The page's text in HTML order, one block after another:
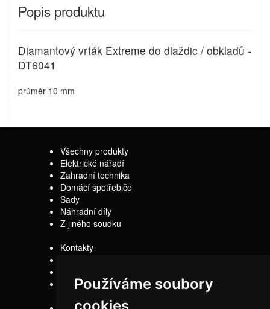
Používáme soubory
Popis produktu
Diamantový vrták Extreme do dlaždic / obkladů -
DT6041
průměr 10 mm
Všechny produkty
Elektrické nářadí
Zahradní technika
Domácí spotřebiče
Sady
Náhradní díly
Z jiného soudku
Kontakty
Obchodní